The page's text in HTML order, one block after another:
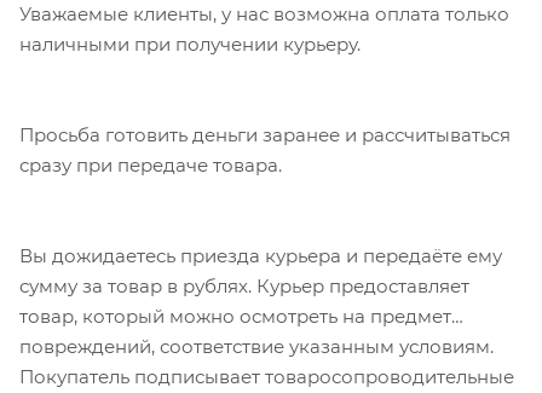
Уважаемые клиенты, у нас возможна оплата только
наличными при получении курьеру.
Просьба готовить деньги заранее и рассчитываться
сразу при передаче товара.
Вы дожидаетесь приезда курьера и передаёте ему
сумму за товар в рублях. Курьер предоставляет
товар, который можно осмотреть на предмет
повреждений, соответствие указанным условиям.
Покупатель подписывает товаросопроводительные